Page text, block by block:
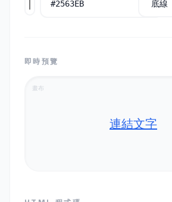
即時預覽
畫布
連結文字